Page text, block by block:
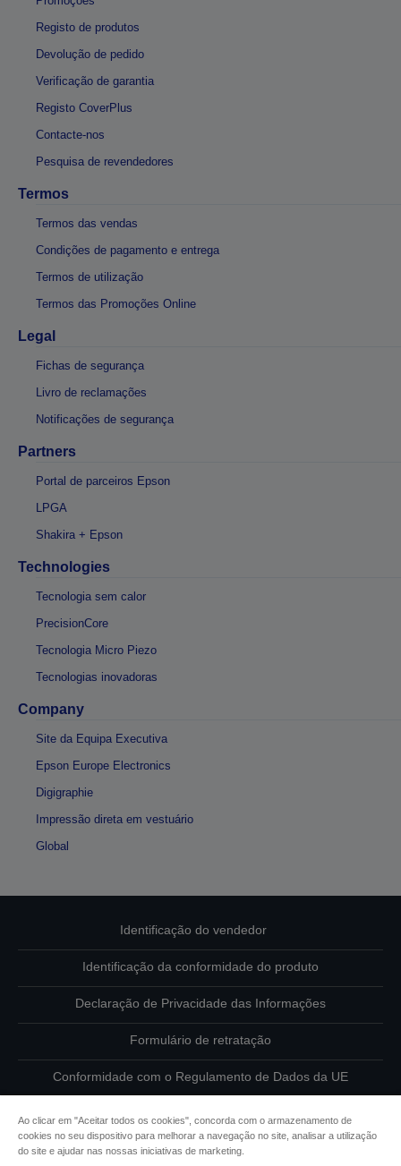
Registo de produtos
Devolução de pedido
Verificação de garantia
Registo CoverPlus
Contacte-nos
Pesquisa de revendedores
Termos
Termos das vendas
Condições de pagamento e entrega
Termos de utilização
Termos das Promoções Online
Legal
Fichas de segurança
Livro de reclamações
Notificações de segurança
Partners
Portal de parceiros Epson
LPGA
Shakira + Epson
Technologies
Tecnologia sem calor
PrecisionCore
Tecnologia Micro Piezo
Tecnologias inovadoras
Company
Site da Equipa Executiva
Epson Europe Electronics
Digigraphie
Impressão direta em vestuário
Global
Identificação do vendedor
Identificação da conformidade do produto
Declaração de Privacidade das Informações
Formulário de retratação
Conformidade com o Regulamento de Dados da UE
Informações sobre cookies
Ao clicar em "Aceitar todos os cookies", concorda com o armazenamento de
cookies no seu dispositivo para melhorar a navegação no site, analisar a utilização
do site e ajudar nas nossas iniciativas de marketing.